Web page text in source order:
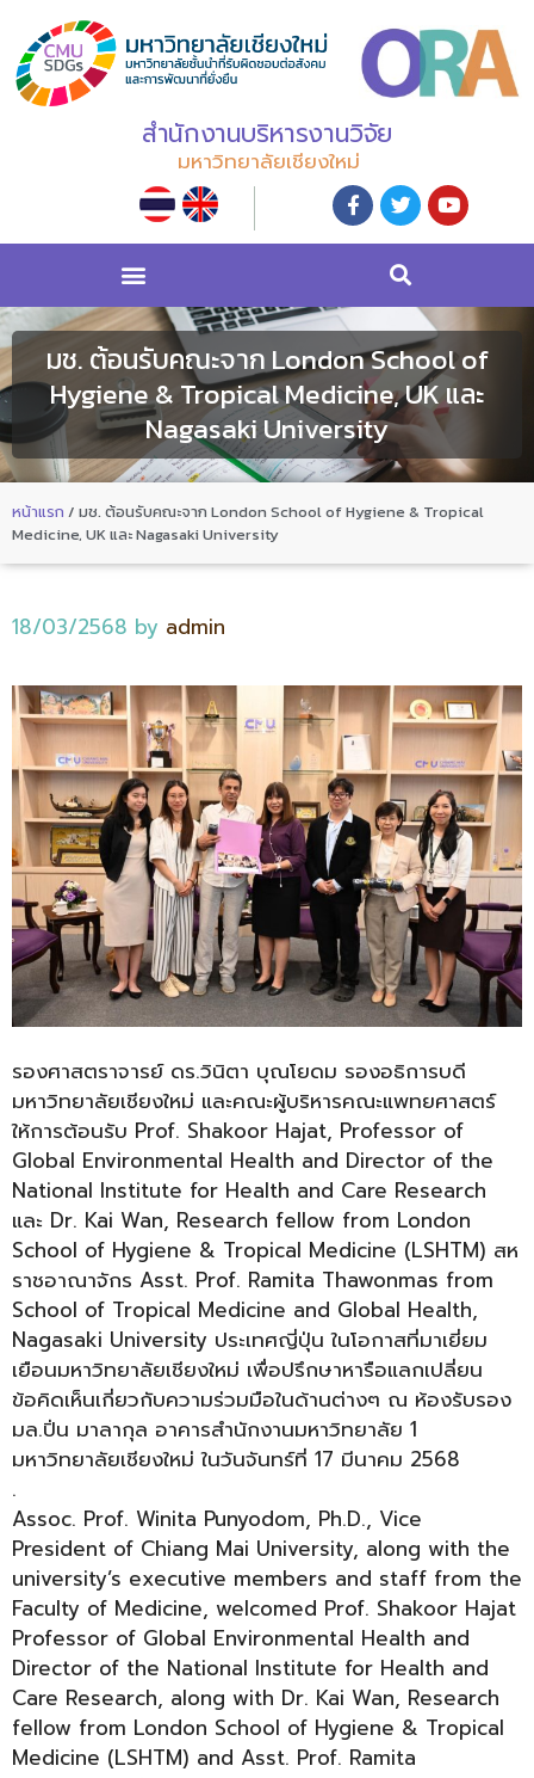
สำนักงานบริหารงานวิจัย
มหาวิทยาลัยเชียงใหม่
มช. ต้อนรับคณะจาก London School of
Hygiene & Tropical Medicine, UK และ
Nagasaki University
หน้าแรก / มช. ต้อนรับคณะจาก London School of Hygiene & Tropical
Medicine, UK และ Nagasaki University
18/03/2568 by admin
รองศาสตราจารย์ ดร.วินิตา บุณโยดม รองอธิการบดี
มหาวิทยาลัยเชียงใหม่ และคณะผู้บริหารคณะแพทยศาสตร์
ให้การต้อนรับ Prof. Shakoor Hajat, Professor of
Global Environmental Health and Director of the
National Institute for Health and Care Research
และ Dr. Kai Wan, Research fellow from London
School of Hygiene & Tropical Medicine (LSHTM) สห
ราชอาณาจักร Asst. Prof. Ramita Thawonmas from
School of Tropical Medicine and Global Health,
Nagasaki University ประเทศญี่ปุ่น ในโอกาสที่มาเยี่ยม
เยือนมหาวิทยาลัยเชียงใหม่ เพื่อปรึกษาหารือแลกเปลี่ยน
ข้อคิดเห็นเกี่ยวกับความร่วมมือในด้านต่างๆ ณ ห้องรับรอง
มล.ปิ่น มาลากุล อาคารสำนักงานมหาวิทยาลัย 1
มหาวิทยาลัยเชียงใหม่ ในวันจันทร์ที่ 17 มีนาคม 2568
.
Assoc. Prof. Winita Punyodom, Ph.D., Vice
President of Chiang Mai University, along with the
university’s executive members and staff from the
Faculty of Medicine, welcomed Prof. Shakoor Hajat
Professor of Global Environmental Health and
Director of the National Institute for Health and
Care Research, along with Dr. Kai Wan, Research
fellow from London School of Hygiene & Tropical
Medicine (LSHTM) and Asst. Prof. Ramita